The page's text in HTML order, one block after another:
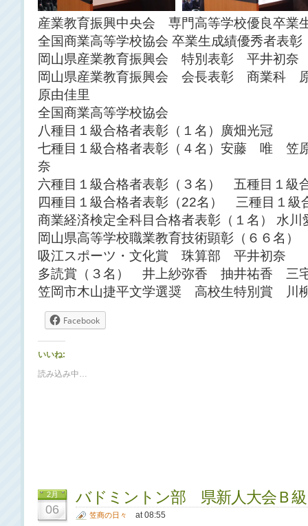
産業教育振興中央会 専門高等学校優良卒
全国商業高等学校協会 卒業生成績優秀者表
岡山県産業教育振興会 特別表彰 平井初奈
岡山県産業教育振興会 会長表彰 商業
原由佳里
全国商業高等学校協会
八種目１級合格者表彰（１名）廣畑光冠
七種目１級合格者表彰（４名）安藤 唯
奈
六種目１級合格者表彰（３名） 五種目１級
四種目１級合格者表彰（22名） 三種目１級
商業経済検定全科目合格者表彰（１名） 水川
岡山県高等学校職業教育技術顕彰（６６名）
吸江スポーツ・文化賞 珠算部 平井初奈
多読賞（３名） 井上紗弥香 抽井祐香 三
笠岡市木山捷平文学選奨 高校生特別賞 川
Facebook
いいね:
読み込み中…
2月
06
バドミントン部 県新人大会Ｂ
at 08:55
笠商の日々